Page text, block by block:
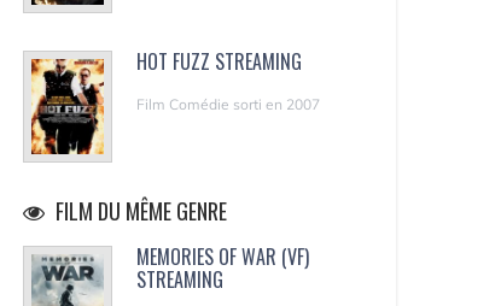
HOT FUZZ STREAMING
Film Comédie sorti en 2007
FILM DU MÊME GENRE
MEMORIES OF WAR (VF)
STREAMING